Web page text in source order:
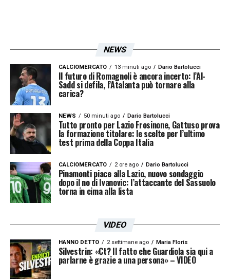
NEWS
CALCIOMERCATO 13 minuti ago Dario Bartolucci
Il futuro di Romagnoli è ancora incerto: l’Al-
Sadd si defila, l’Atalanta può tornare alla
carica?
NEWS 50 minuti ago Dario Bartolucci
Tutto pronto per Lazio Frosinone, Gattuso prova
la formazione titolare: le scelte per l’ultimo
test prima della Coppa Italia
CALCIOMERCATO 2 ore ago Dario Bartolucci
Pinamonti piace alla Lazio, nuovo sondaggio
dopo il no di Ivanovic: l’attaccante del Sassuolo
torna in cima alla lista
VIDEO
HANNO DETTO 2 settimane ago Maria Floris
Silvestrin: «Ct? Il fatto che Guardiola sia qui a
parlarne è grazie a una persona» – VIDEO